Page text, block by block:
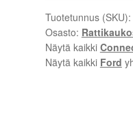
Tuotetunnus (SKU):
Osasto:
Näytä kaikki
Näytä kaikki Ford